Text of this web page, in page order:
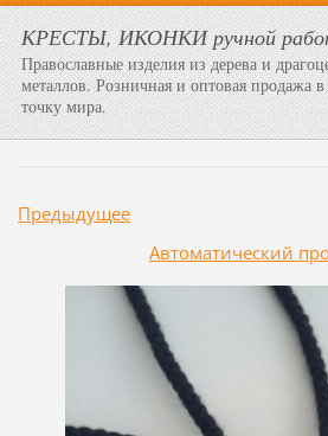
КРЕСТЫ, ИКОНКИ ручной
Православные изделия из дерева и
металлов. Розничная и оптовая продажа
точку мира.
Предыдущее
Aвтоматический